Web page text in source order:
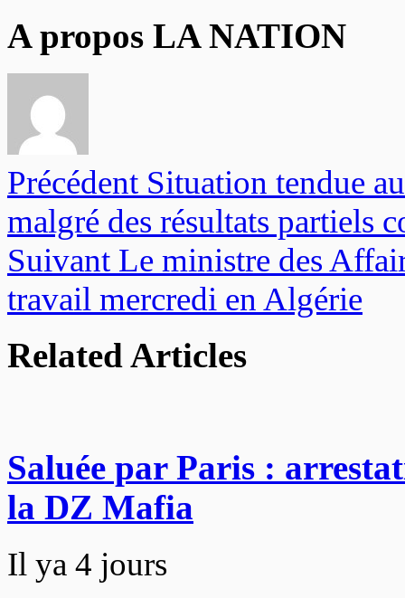
A propos LA NATION
Précédent Situation tendue
malgré des résultats partiels
Suivant Le ministre des
travail mercredi en Algérie
Related Articles
Saluée par Paris :
la DZ Mafia
Il ya 4 jours